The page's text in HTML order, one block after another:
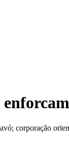
corporação